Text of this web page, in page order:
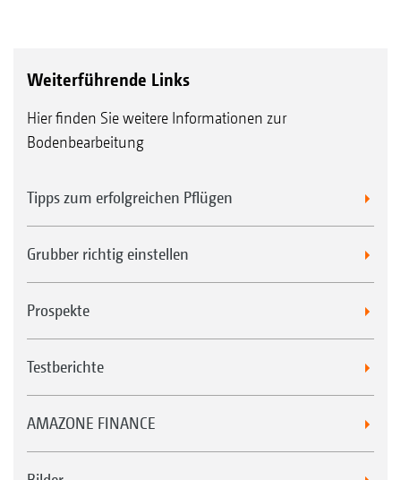
Weiterführende Links
Hier finden Sie weitere Informationen zur
Bodenbearbeitung
Tipps zum erfolgreichen Pflügen
Grubber richtig einstellen
Prospekte
Testberichte
AMAZONE FINANCE